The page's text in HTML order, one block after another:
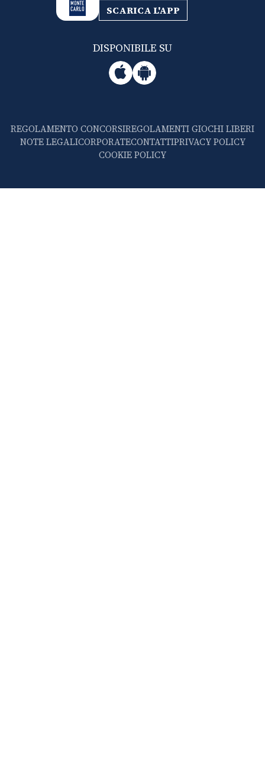
SCARICA L'APP
DISPONIBILE SU
REGOLAMENTO CONCORSIREGOLAMENTI GIOCHI LIBERI
NOTE LEGALICORPORATECONTATTIPRIVACY POLICY
COOKIE POLICY